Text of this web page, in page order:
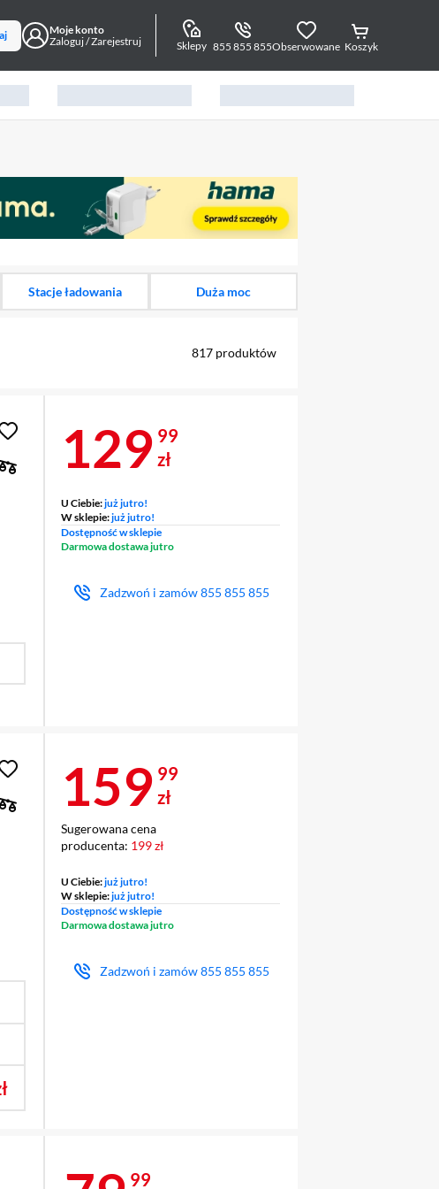
Moje konto
Zaloguj / Zarejestruj
Sklepy 855 855 855Obserwowane Koszyk
aktualny element 1 z 8
Stacje ładowania Duża moc
817 produktów
Cena 129,99 zł
129 99
zł
U Ciebie:już jutro!
W sklepie:już jutro!
Dostępność w sklepie
Darmowa dostawa jutro
Zadzwoń i zamów855 855 855
mAh,
mAh
Cena 159,99 zł
159 99
zł
Sugerowana cena
producenta: 199 zł
U Ciebie:już jutro!
W sklepie:już jutro!
Dostępność w sklepie
Darmowa dostawa jutro
Zadzwoń i zamów855 855 855
99